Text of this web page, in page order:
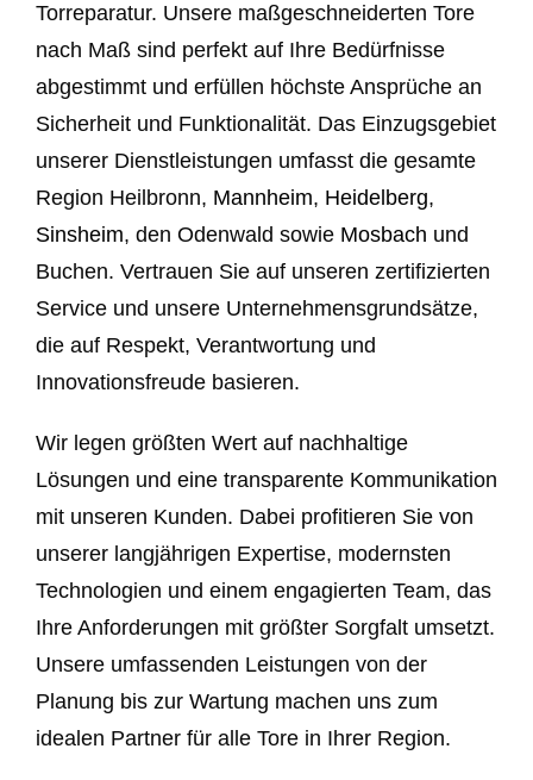
Torreparatur. Unsere maßgeschneiderten Tore
nach Maß sind perfekt auf Ihre Bedürfnisse
abgestimmt und erfüllen höchste Ansprüche an
Sicherheit und Funktionalität. Das Einzugsgebiet
unserer Dienstleistungen umfasst die gesamte
Region Heilbronn, Mannheim, Heidelberg,
Sinsheim, den Odenwald sowie Mosbach und
Buchen. Vertrauen Sie auf unseren zertifizierten
Service und unsere Unternehmensgrundsätze,
die auf Respekt, Verantwortung und
Innovationsfreude basieren.
Wir legen größten Wert auf nachhaltige
Lösungen und eine transparente Kommunikation
mit unseren Kunden. Dabei profitieren Sie von
unserer langjährigen Expertise, modernsten
Technologien und einem engagierten Team, das
Ihre Anforderungen mit größter Sorgfalt umsetzt.
Unsere umfassenden Leistungen von der
Planung bis zur Wartung machen uns zum
idealen Partner für alle Tore in Ihrer Region.